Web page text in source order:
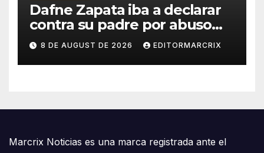
Dafne Zapata iba a declarar
contra su padre por abuso
sexual
8 DE AUGUST DE 2026 EDITORMARCRIX
Marcrix Noticias es una marca registrada ante el